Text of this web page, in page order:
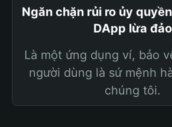
Ngăn chặn rủi ro ủy
DApp lừa đảo
Là một ứng dụng ví, bảo
người dùng là sứ mệnh
chúng tôi.